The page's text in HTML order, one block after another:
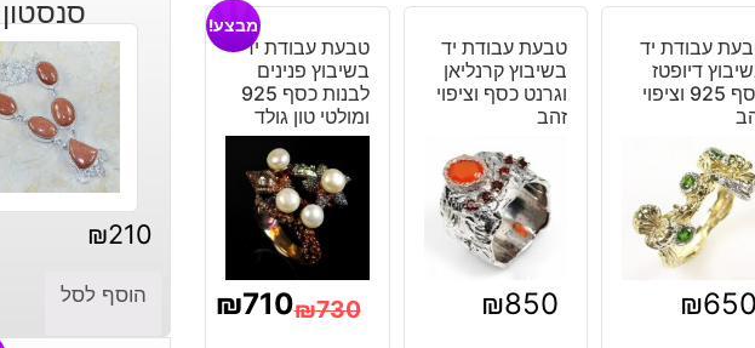
5
פנינים
ציפוי
זהב
ורודיום
שחור
עבודת יד
דיופטז
כסף 925 וציפוי
₪650
טבעת עבודת יד
בשיבוץ קרנליאן
וגרנט כסף וציפוי
זהב
₪850
טבעת עבודת יד
בשיבוץ פנינים
לבנות כסף 925
ומולטי טון גולד
מבצע!
₪730
₪710
סנסטון
₪210
הוסף לסל